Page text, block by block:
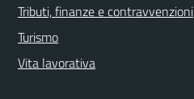
Tributi, finanze e contravvenzioni
Turismo
Vita lavorativa